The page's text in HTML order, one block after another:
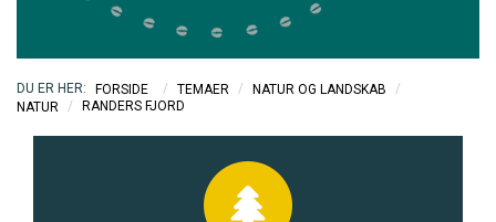
FORSIDE / TEMAER / NATUR OG LANDSKAB
/
NATUR
/ RANDERS FJORD